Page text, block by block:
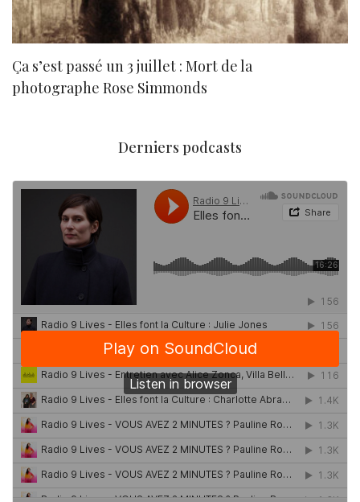
Ça s’est passé un 3 juillet : Mort de la
photographe Rose Simmonds
Derniers podcasts